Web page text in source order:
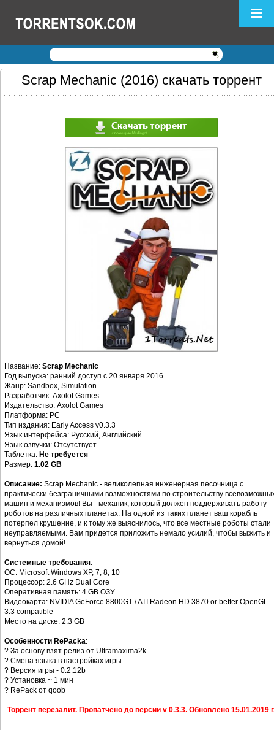
Логин: Пароль:
Регистрация Забыли пароль?
Scrap Mechanic (2016) скачать торрент
Название: Scrap Mechanic
Год выпуска: ранний доступ с 20 января 2016
Жанр: Sandbox, Simulation
Разработчик: Axolot Games
Издательство: Axolot Games
Платформа: PC
Тип издания: Early Access v0.3.3
Язык интерфейса: Русский, Английский
Язык озвучки: Отсутствует
Таблетка: Не требуется
Размер: 1.02 GB
Описание: Scrap Mechanic - великолепная инженерная песочница с
практически безграничными возможностями по строительству
машин и механизмов! Вы - механик, который должен поддерживать работу
роботов на различных планетах. На одной из таких планет ваш корабль
потерпел крушение, и к тому же выяснилось, что все местные роботы стали
неуправляемыми. Вам придется приложить немало усилий, чтобы выжить и
вернуться домой!
Системные требования:
ОС: Microsoft Windows XP, 7, 8, 10
Процессор: 2.6 GHz Dual Core
Оперативная память: 4 GB ОЗУ
Видеокарта: NVIDIA GeForce 8800GT / ATI Radeon HD 3870 or better OpenGL
3.3 compatible
Место на диске: 2.3 GB
Особенности RePacka:
? За основу взят релиз от Ultramaxima2k
? Смена языка в настройках игры
? Версия игры - 0.2.12b
? Установка ~ 1 мин
? RePack от qoob
Торрент перезалит. Пропатчено до версии v 0.3.3. Обновлено 15.01.2019